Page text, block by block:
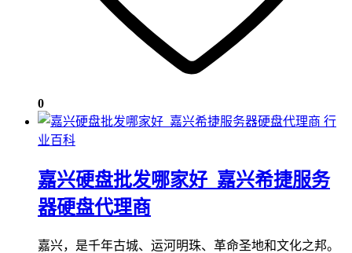
0
行
业百科
嘉兴硬盘批发哪家好_嘉兴希捷服务
器硬盘代理商
嘉兴，是千年古城、运河明珠、革命圣地和文化之邦。